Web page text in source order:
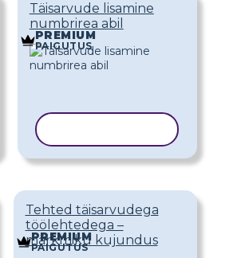
Täisarvude lisamine
numbrirea abil
PREMIUM
PAIGUTUS
Tehted täisarvudega
töölehtedega –
märkmiku kujundus
PREMIUM
PAIGUTUS